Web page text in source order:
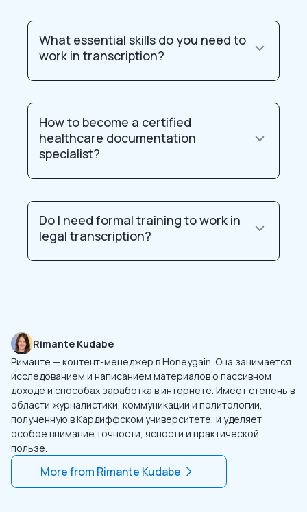
What essential skills do you need to
work in transcription?
How to become a certified
healthcare documentation
specialist?
Do I need formal training to work in
legal transcription?
Rimante Kudabe
Риманте — контент-менеджер в Honeygain. Она занимается
исследованием и написанием материалов о пассивном
доходе и способах заработка в интернете. Имеет степень в
области журналистики, коммуникаций и политологии,
полученную в Кардиффском университете, и уделяет
особое внимание точности, ясности и практической
пользе.
More from Rimante Kudabe